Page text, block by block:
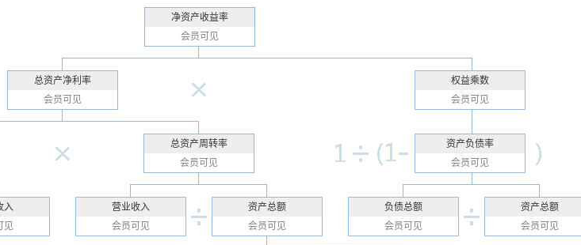
净资产收益率
会员可见
总资产净利率
会员可见
权益乘数
会员可见
总资产周转率
会员可见
资产负债率
会员可见
入
见
营业收入
会员可见
资产总额
会员可见
负债总额
会员可见
资产总额
会员可见